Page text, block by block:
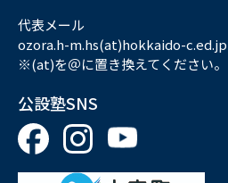
代表メール
ozora.h-m.hs(at)hokkaido-c.ed.jp
※(at)を＠に置き換えてください。
公設塾SNS